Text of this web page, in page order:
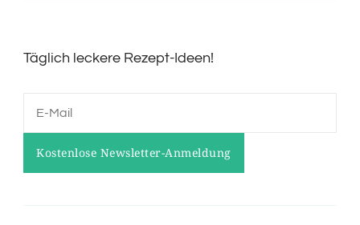
Täglich leckere Rezept-Ideen!